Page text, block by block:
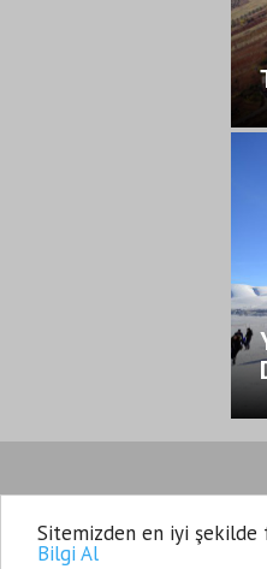
Sitemizden en iyi şekilde
Bilgi Al